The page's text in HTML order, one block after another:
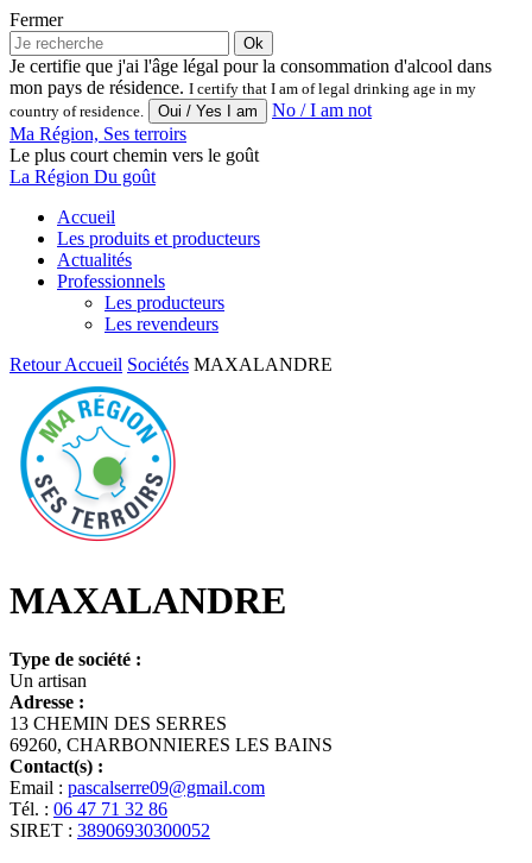
Fermer
Ok
Je certifie que j'ai l'âge légal pour la consommation d'alcool dans
mon pays de résidence. I certify that I am of legal drinking age in my
country of residence.
No / I am not
Ma Région, Ses terroirs
Le plus court chemin vers le goût
La Région Du goût
Accueil
Les produits et producteurs
Actualités
Professionnels
Les producteurs
Les revendeurs
RetourAccueil Sociétés MAXALANDRE
MAXALANDRE
Type de société :
Un artisan
Adresse :
13 CHEMIN DES SERRES
69260, CHARBONNIERES LES BAINS
Contact(s) :
Email : pascalserre09@gmail.com
Tél. : 06 47 71 32 86
SIRET : 38906930300052